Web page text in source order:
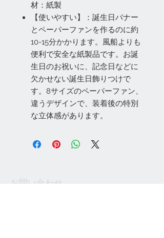
材：紙製
【使いやすい】：誕生日バナー
とペーパーファンを作るのに約
10-15分かかります。風船よりも
便利で安全な紙製品です。お誕
生日のお祝いに、記念日などに
欠かせない誕生日飾りつけで
す。8サイズのペーパーファン、
違うデザインで、装着後の特別
な立体感があります。
お問い合わせ